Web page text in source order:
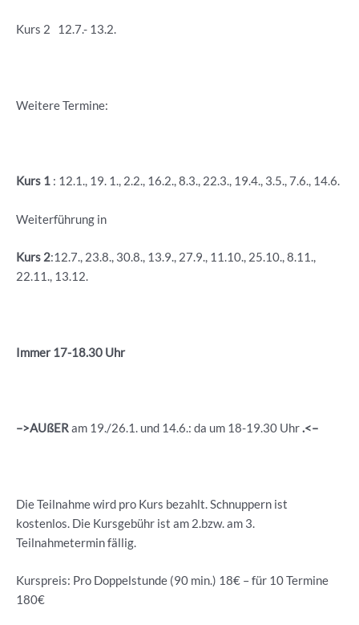
Kurs 2 12.7.- 13.2.
Weitere Termine:
Kurs 1 : 12.1., 19. 1., 2.2., 16.2., 8.3., 22.3., 19.4., 3.5., 7.6., 14.6.
Weiterführung in
Kurs 2:12.7., 23.8., 30.8., 13.9., 27.9., 11.10., 25.10., 8.11.,
22.11., 13.12.
Immer 17-18.30 Uhr
–>AUßERam 19./26.1. und 14.6.: da um 18-19.30 Uhr.<–
Die Teilnahme wird pro Kurs bezahlt. Schnuppern ist
kostenlos. Die Kursgebühr ist am 2.bzw. am 3.
Teilnahmetermin fällig.
Kurspreis: Pro Doppelstunde (90 min.) 18€ – für 10 Termine
180€